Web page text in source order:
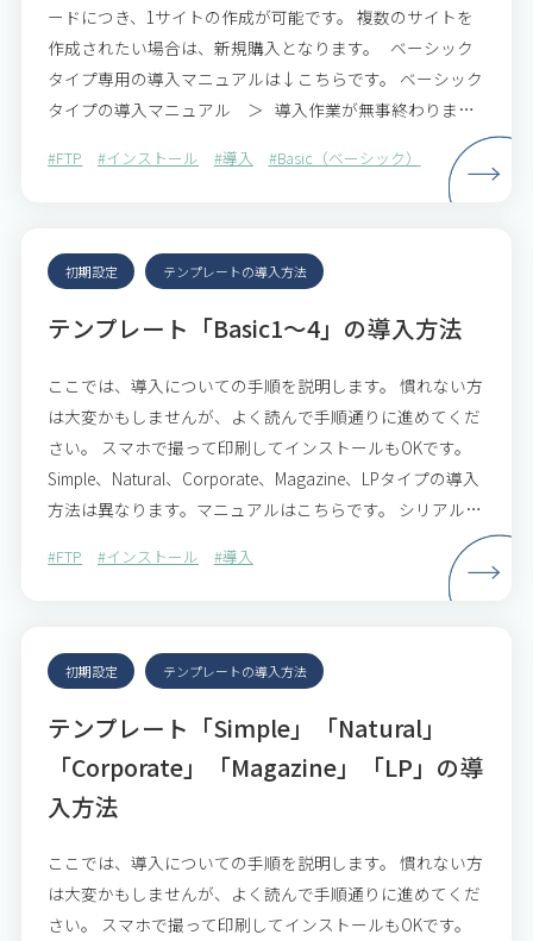
ードにつき、1サイトの作成が可能です。 複数のサイトを
作成されたい場合は、新規購入となります。 ベーシック
タイプ専用の導入マニュアルは↓こちらです。 ベーシック
タイプの導入マニュアル ＞ 導入作業が無事終わりまし
#FTP #インストール #導入 #Basic（ベーシック）
初期設定 テンプレートの導入方法
テンプレート「Basic1～4」の導入方法
ここでは、導入についての手順を説明します。 慣れない方
は大変かもしませんが、よく読んで手順通りに進めてくだ
さい。 スマホで撮って印刷してインストールもOKです。
Simple、Natural、Corporate、Magazine、LPタイプの導入
方法は異なります。マニュアルはこちらです。 シリアルコ
#FTP #インストール #導入
初期設定 テンプレートの導入方法
テンプレート「Simple」「Natural」
「Corporate」「Magazine」「LP」の導
入方法
ここでは、導入についての手順を説明します。 慣れない方
は大変かもしませんが、よく読んで手順通りに進めてくだ
さい。 スマホで撮って印刷してインストールもOKです。